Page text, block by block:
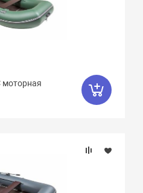
моторная